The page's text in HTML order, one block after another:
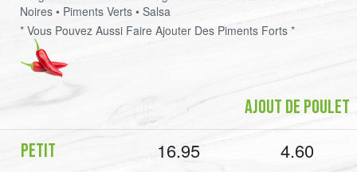
Noires • Piments Verts • Salsa
* Vous Pouvez Aussi Faire Ajouter Des Piments Forts *
Ajout De Poulet
Petit
16.95 4.60